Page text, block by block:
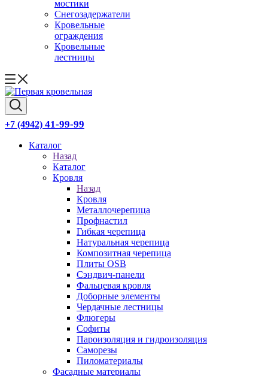
мостики
Снегозадержатели
Кровельные
ограждения
Кровельные
лестницы
+7 (4942) 41-99-99
Каталог
Назад
Каталог
Кровля
Назад
Кровля
Металлочерепица
Профнастил
Гибкая черепица
Натуральная черепица
Композитная черепица
Плиты OSB
Сэндвич-панели
Фальцевая кровля
Доборные элементы
Чердачные лестницы
Флюгеры
Софиты
Пароизоляция и гидроизоляция
Саморезы
Пиломатериалы
Фасадные материалы